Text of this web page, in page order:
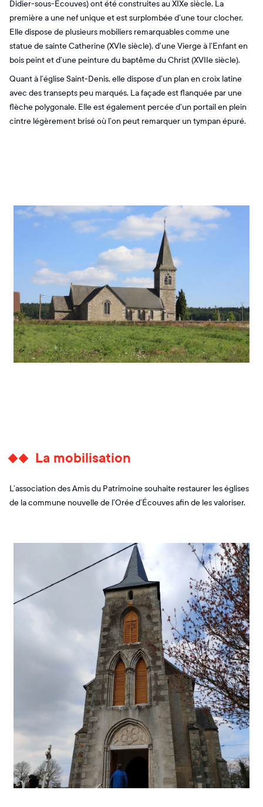
Didier-sous-Écouves) ont été construites au XIXe siècle. La
première a une nef unique et est surplombée d’une tour clocher.
Elle dispose de plusieurs mobiliers remarquables comme une
statue de sainte Catherine (XVIe siècle), d’une Vierge à l’Enfant en
bois peint et d’une peinture du baptême du Christ (XVIIe siècle).
Quant à l’église Saint-Denis, elle dispose d’un plan en croix latine
avec des transepts peu marqués. La façade est flanquée par une
flèche polygonale. Elle est également percée d’un portail en plein
cintre légèrement brisé où l’on peut remarquer un tympan épuré.
La mobilisation
L’association des Amis du Patrimoine souhaite restaurer les églises
de la commune nouvelle de l’Orée d’Écouves afin de les valoriser.